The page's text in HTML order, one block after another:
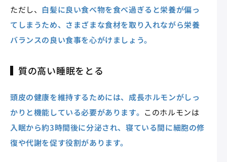
ただし、 白髪に良い食べ物を食べ過ぎると栄養が偏っ
てしまうため、さまざまな食材を取り入れながら栄養
バランスの良い食事を心がけましょう。
質の高い睡眠をとる
頭皮の健康を維持するためには、成長ホルモンがしっ
かりと機能している必要があります。 このホルモンは
入眠から約3時間後に分泌され、寝ている間に細胞の修
復や代謝を促す役割があります。